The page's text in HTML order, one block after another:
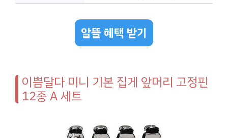
알뜰 혜택 받기
이쁨달다 미니 기본 집게 앞머리 고정핀
12종 A 세트